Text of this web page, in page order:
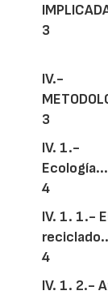
3
IV.-
3
IV. 1.-
4
IV. 1. 1.-
4
IV. 1. 2.-